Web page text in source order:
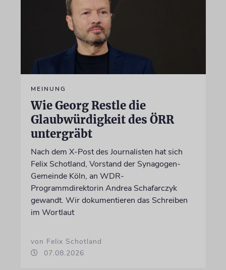
MEINUNG
Wie Georg Restle die
Glaubwürdigkeit des ÖRR
untergräbt
Nach dem X-Post des Journalisten hat sich
Felix Schotland, Vorstand der Synagogen-
Gemeinde Köln, an WDR-
Programmdirektorin Andrea Schafarczyk
gewandt. Wir dokumentieren das Schreiben
im Wortlaut
von Felix Schotland
07.08.2026